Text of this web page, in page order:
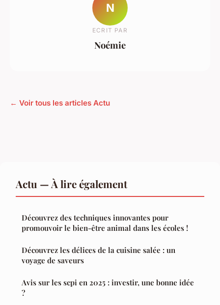
N
ECRIT PAR
Noémie
← Voir tous les articles Actu
Actu — À lire également
Découvrez des techniques innovantes pour
promouvoir le bien-être animal dans les écoles !
Découvrez les délices de la cuisine salée : un
voyage de saveurs
Avis sur les scpi en 2025 : investir, une bonne idée
?